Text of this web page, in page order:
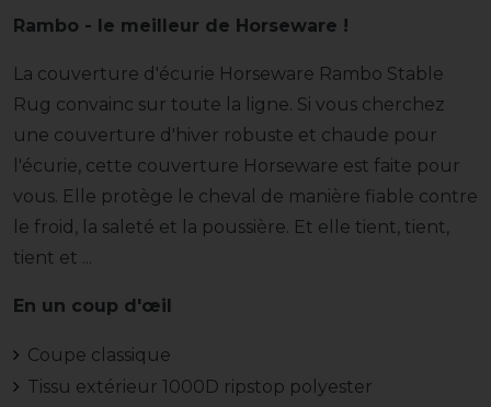
Rambo - le meilleur de Horseware !
La couverture d'écurie Horseware Rambo Stable
Rug convainc sur toute la ligne. Si vous cherchez
une couverture d'hiver robuste et chaude pour
l'écurie, cette couverture Horseware est faite pour
vous. Elle protège le cheval de manière fiable contre
le froid, la saleté et la poussière. Et elle tient, tient,
tient et ...
En un coup d'œil
Coupe classique
Tissu extérieur 1000D ripstop polyester